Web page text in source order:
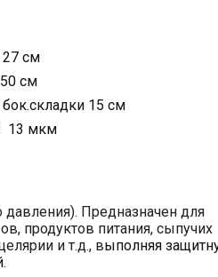
см
см
15 см
13 мкм
давления). Предназначен для
продуктов питания, сыпучих
и т.д., выполняя